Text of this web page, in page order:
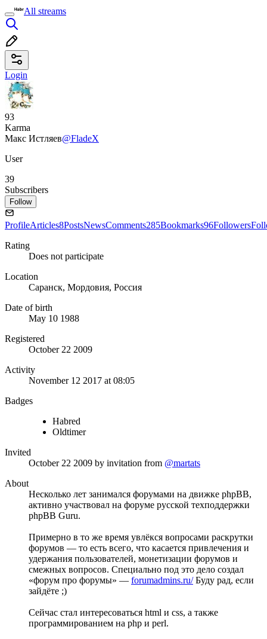
All streams
Login
93
Karma
Макс Истляев@FladeX
User
39
Subscribers
Follow
ProfileArticles8PostsNewsComments285Bookmarks96Followers
Rating
Does not participate
Location
Саранск, Мордовия, Россия
Date of birth
May 10 1988
Registered
October 22 2009
Activity
November 12 2017 at 08:05
Badges
Habred
Oldtimer
Invited
October 22 2009 by invitation from @martats
About
Несколько лет занимался форумами на движке phpBB,
активно участвовал на форуме русской техподдержки
phpBB Guru.
Примерно в то же время увлёкся вопросами раскрутки
форумов — то есть всего, что касается привлечения и
удержания пользователей, монетизации форумов и
смежных вопросов. Специально под это дело создал
«форум про форумы» — forumadmins.ru/Буду рад, если
зайдёте ;)
Сейчас стал интересоваться html и css, а также
программированием на php и perl.